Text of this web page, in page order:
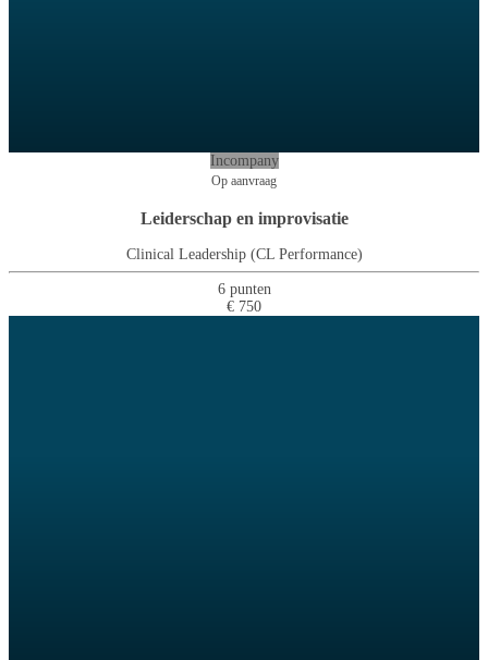
Incompany
Op aanvraag
Leiderschap en improvisatie
Clinical Leadership (CL Performance)
6 punten
€ 750